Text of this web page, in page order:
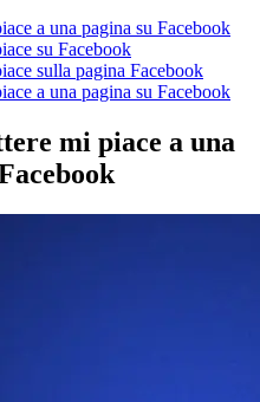
a una pagina su Facebook
su Facebook
sulla pagina Facebook
a una pagina su Facebook
mi piace a una